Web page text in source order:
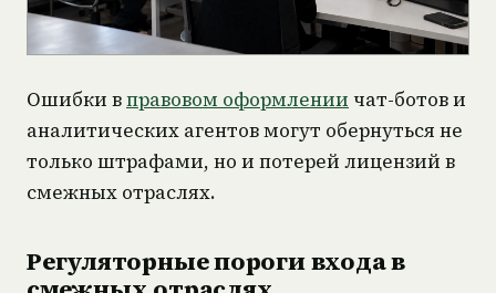
Ошибки вправовом оформлении чат-ботов и
аналитических агентов могут обернуться не
только штрафами, но и потерей лицензий в
смежных отраслях.
Регуляторные пороги входа в